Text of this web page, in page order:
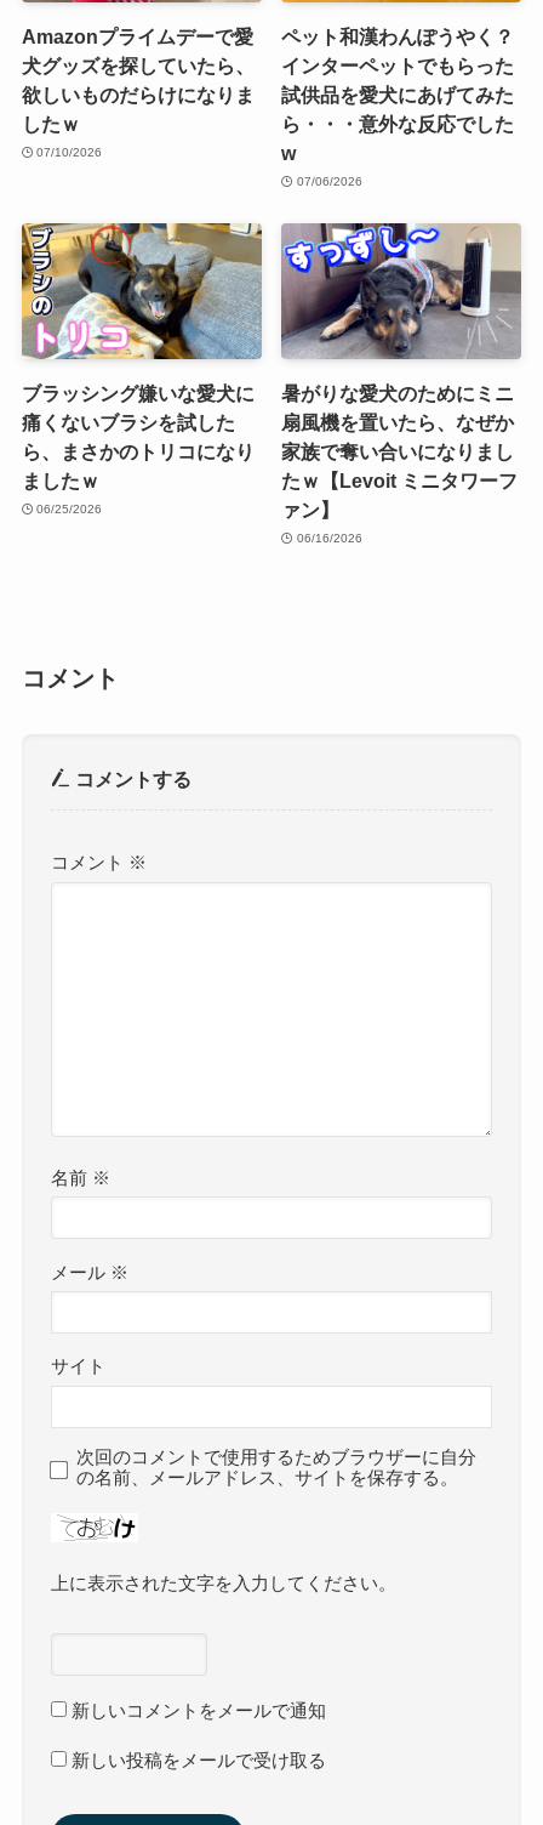
Amazonプライムデーで愛
犬グッズを探していたら、
欲しいものだらけになりま
したｗ
07/10/2026
ペット和漢わんぽうやく？
インターペットでもらった
試供品を愛犬にあげてみた
ら・・・意外な反応でした
w
07/06/2026
ブラッシング嫌いな愛犬に
痛くないブラシを試した
ら、まさかのトリコになり
ましたｗ
06/25/2026
暑がりな愛犬のためにミニ
扇風機を置いたら、なぜか
家族で奪い合いになりまし
たｗ【Levoit ミニタワーフ
ァン】
06/16/2026
コメント
コメントする
コメント ※
名前 ※
メール ※
サイト
次回のコメントで使用するためブラウザーに自分
の名前、メールアドレス、サイトを保存する。
上に表示された文字を入力してください。
新しいコメントをメールで通知
新しい投稿をメールで受け取る